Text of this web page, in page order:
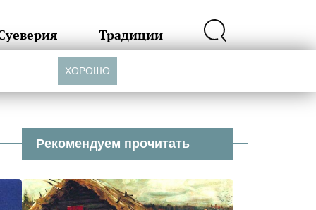
Традиции
Рекомендуем прочитать
ХОРОШО